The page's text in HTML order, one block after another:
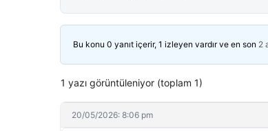
Bu konu 0 yanıt içerir, 1 izleyen vardır ve en son 2
1 yazı görüntüleniyor (toplam 1)
20/05/2026: 8:06 pm